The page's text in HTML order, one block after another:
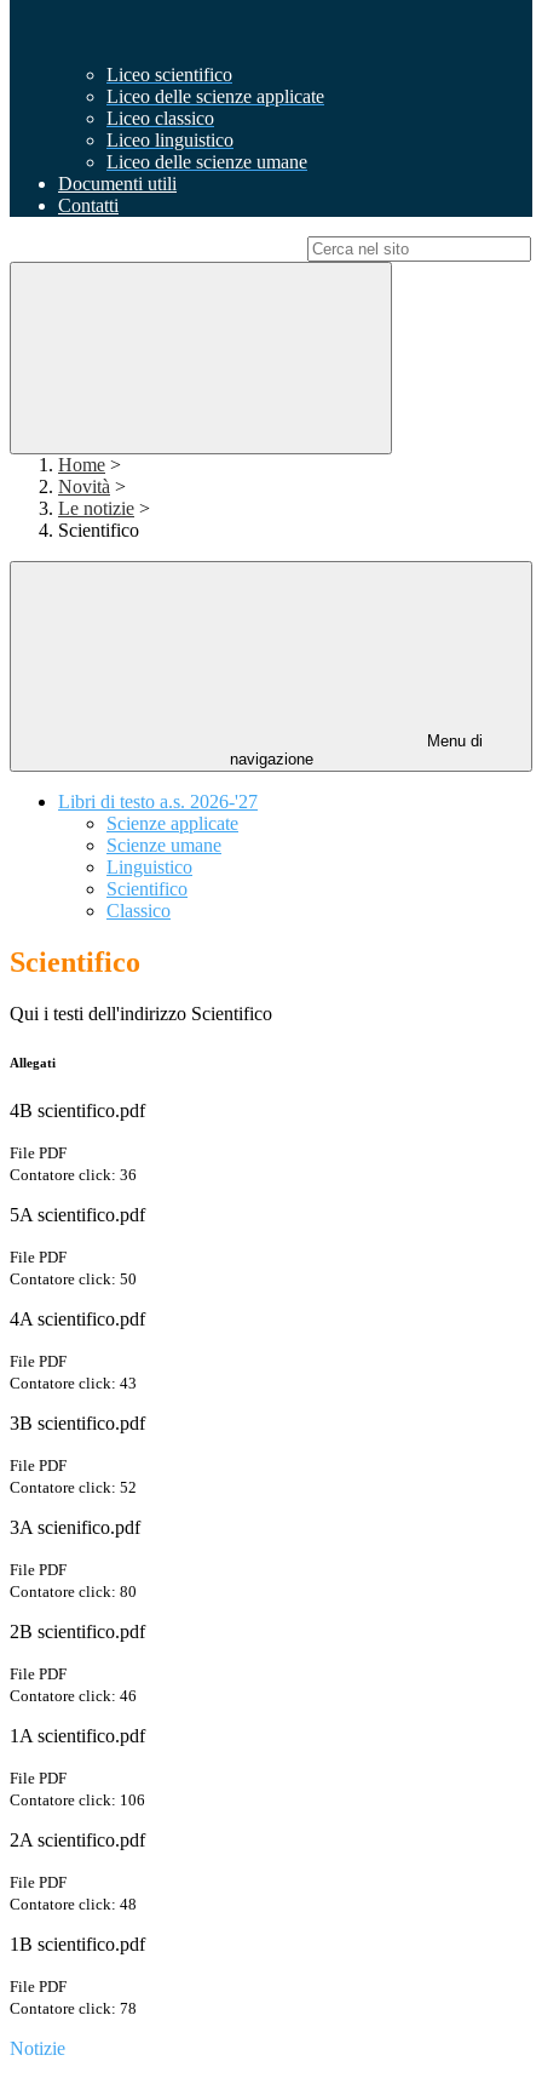
Liceo scientifico
Liceo delle scienze applicate
Liceo classico
Liceo linguistico
Liceo delle scienze umane
Documenti utili
Contatti
Home >
Novità >
Le notizie >
Scientifico
Menu di
navigazione
Libri di testo a.s. 2026-'27
Scienze applicate
Scienze umane
Linguistico
Scientifico
Classico
Scientifico
Qui i testi dell'indirizzo Scientifico
Allegati
4B scientifico.pdf
File PDF
Contatore click: 36
5A scientifico.pdf
File PDF
Contatore click: 50
4A scientifico.pdf
File PDF
Contatore click: 43
3B scientifico.pdf
File PDF
Contatore click: 52
3A scienifico.pdf
File PDF
Contatore click: 80
2B scientifico.pdf
File PDF
Contatore click: 46
1A scientifico.pdf
File PDF
Contatore click: 106
2A scientifico.pdf
File PDF
Contatore click: 48
1B scientifico.pdf
File PDF
Contatore click: 78
Notizie